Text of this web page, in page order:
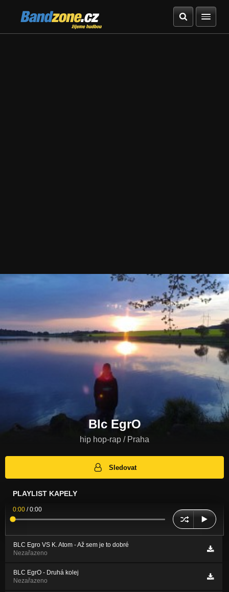
Bandzone.cz
žijeme hudbou
Blc EgrO
hip hop-rap / Praha
Sledovat
PLAYLIST KAPELY
0:00 /0:00
BLC Egro VS K. Atom - Až sem je to dobré
Nezařazeno
BLC EgrO - Druhá kolej
Nezařazeno